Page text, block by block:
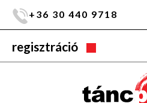
+36 30 440 9718
regisztráció